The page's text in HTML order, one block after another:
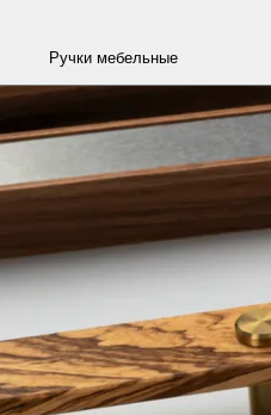
Ручки мебельные